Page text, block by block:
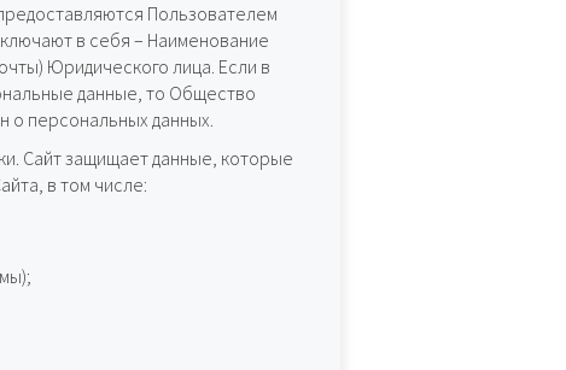
Пользователем
в себя – Наименование
Юридического лица. Если в
данные, то Общество
о персональных данных.
Сайт защищает данные, которые
в том числе: